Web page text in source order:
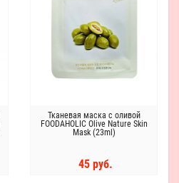
Тканевая маска с оливой
FOODAHOLIC Olive Nature Skin
Mask (23ml)
45 руб.